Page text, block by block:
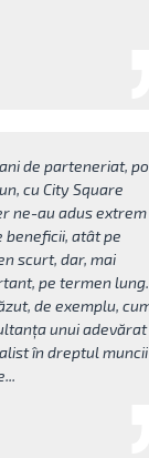
de parteneriat,
cu City Square
ne-au adus extrem
beneficii, atât pe
scurt, dar, mai
pe termen lung.
de exemplu,
unui adevărat
în dreptul